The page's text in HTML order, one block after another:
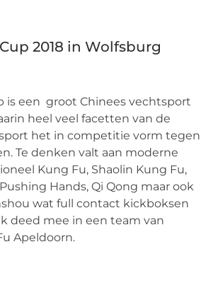
2018 in Wolfsburg
is een groot Chinees vechtsport
heel veel facetten van de
het in competitie vorm tegen
Te denken valt aan moderne
Kung Fu, Shaolin Kung Fu,
Hands, Qi Qong maar ook
wat full contact kickboksen
deed mee in een team van
Apeldoorn.